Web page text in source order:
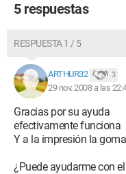
5 respuestas
RESPUESTA 1 / 5
ARTHUR32 3
29 nov. 2008 a las
Gracias por su ayuda
efectivamente funciona
Y a la impresión la
¿Puede ayudarme con